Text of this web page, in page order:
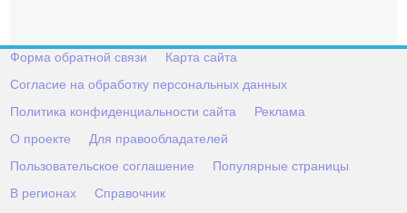
Форма обратной связи
Карта сайта
Согласие на обработку персональных данных
Политика конфиденциальности сайта
Реклама
О проекте
Для правообладателей
Пользовательское соглашение
Популярные страницы
В регионах
Справочник